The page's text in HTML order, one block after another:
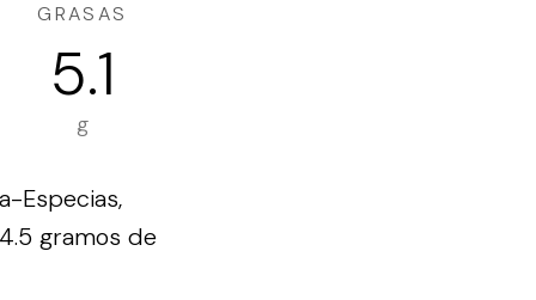
GRASAS
5.1
g
Especias,
gramos de